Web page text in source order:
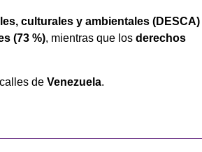
culturales y ambientales (DESCA)
(73 %), mientras que los derechos
de Venezuela.